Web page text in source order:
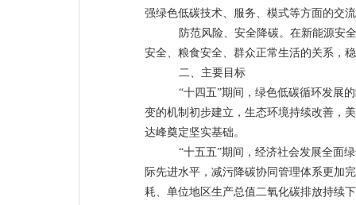
强绿色低碳技术、服务、模式等方面的交
防范风险、安全降碳。在新能源安
安全、粮食安全、群众正常生活的关系，
二、主要目标
“十四五”期间，绿色低碳循环发展
变的机制初步建立，生态环境持续改善，
达峰奠定坚实基础。
“十五五”期 间，经济社会发展全面
际先进水平，减污降碳协同管理体系更加
耗、单位地区生产总值二氧化碳排放持续